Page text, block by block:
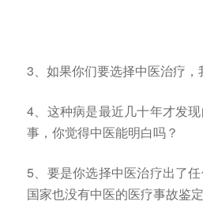
3、如果你们要选择中医治疗，
4、这种病是最近几十年才发
事，你觉得中医能明白吗？
5、要是你选择中医治疗出了
国家也没有中医的医疗事故鉴